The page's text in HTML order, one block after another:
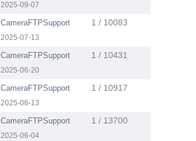
2025-09-07
CameraFTPSupport
2025-07-13
1 / 10083
CameraFTPSupport
2025-06-20
1 / 10431
CameraFTPSupport
2025-06-13
1 / 10917
CameraFTPSupport
2025-06-04
1 / 13700